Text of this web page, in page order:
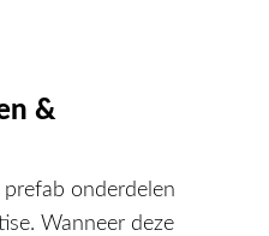
&
onderdelen
Wanneer deze